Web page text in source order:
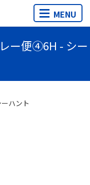
MENU
ー便④6H - シー
ハント